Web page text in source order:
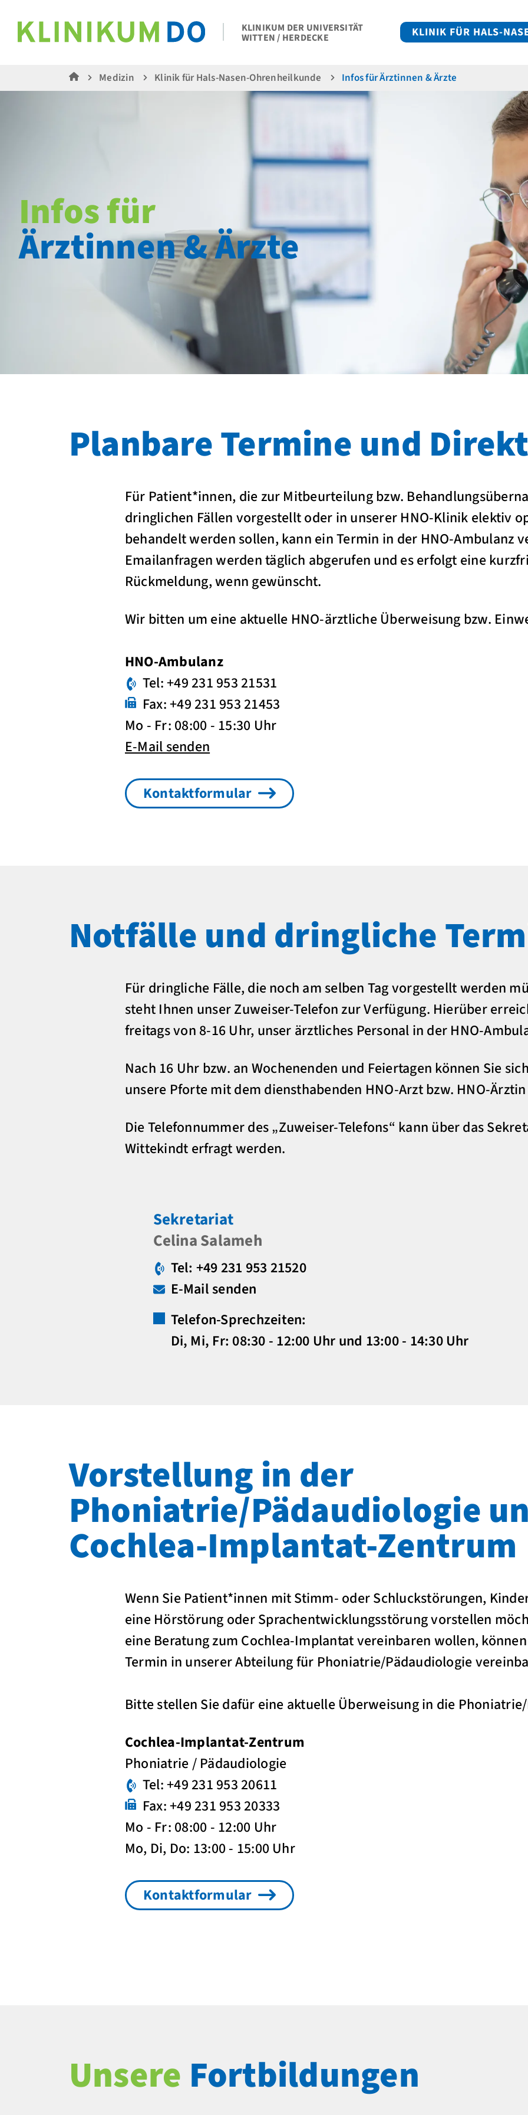
KLINIKUM DER UNIVERSITÄT
WITTEN / HERDECKE KLINIK FÜR HALS-
Medizin Klinik für Hals-Nasen-Ohrenheilkunde Infos für Ärztinnen & Ärzte
Infos für
Ärztinnen & Ärzte
Planbare Termine und
Für Patient*innen, die zur Mitbeurteilung bzw.
dringlichen Fällen vorgestellt oder in unserer HNO-Klinik elektiv
behandelt werden sollen, kann ein Termin in der HNO-Ambulanz
Emailanfragen werden täglich abgerufen und es erfolgt eine
Rückmeldung, wenn gewünscht.
Wir bitten um eine aktuelle HNO-ärztliche Überweisung bzw.
HNO-Ambulanz
Tel: +49 231 953 21531
Fax: +49 231 953 21453
Mo - Fr: 08:00 - 15:30 Uhr
E-Mail senden
Kontaktformular
Notfälle und dringliche
Für dringliche Fälle, die noch am selben Tag vorgestellt werden
steht Ihnen unser Zuweiser-Telefon zur Verfügung. Hierüber
freitags von 8-16 Uhr, unser ärztliches Personal in der HNO-
Nach 16 Uhr bzw. an Wochenenden und Feiertagen können Sie
unsere Pforte mit dem diensthabenden HNO-Arzt bzw. HNO-
Die Telefonnummer des „Zuweiser-Telefons“ kann über das
Wittekindt erfragt werden.
Sekretariat
Celina Salameh
Tel: +49 231 953 21520
E-Mail senden
Telefon-Sprechzeiten:
Di, Mi, Fr: 08:30 - 12:00 Uhr und 13:00 - 14:30 Uhr
Vorstellung in der
Phoniatrie/Pädaudiologie
Cochlea-Implantat-Zentrum
Wenn Sie Patient*innen mit Stimm- oder Schluckstörungen,
eine Hörstörung oder Sprachentwicklungsstörung vorstellen
eine Beratung zum Cochlea-Implantat vereinbaren wollen,
Termin in unserer Abteilung für Phoniatrie/Pädaudiologie
Bitte stellen Sie dafür eine aktuelle Überweisung in die
Cochlea-Implantat-Zentrum
Phoniatrie / Pädaudiologie
Tel: +49 231 953 20611
Fax: +49 231 953 20333
Mo - Fr: 08:00 - 12:00 Uhr
Mo, Di, Do: 13:00 - 15:00 Uhr
Kontaktformular
Unsere Fortbildungen